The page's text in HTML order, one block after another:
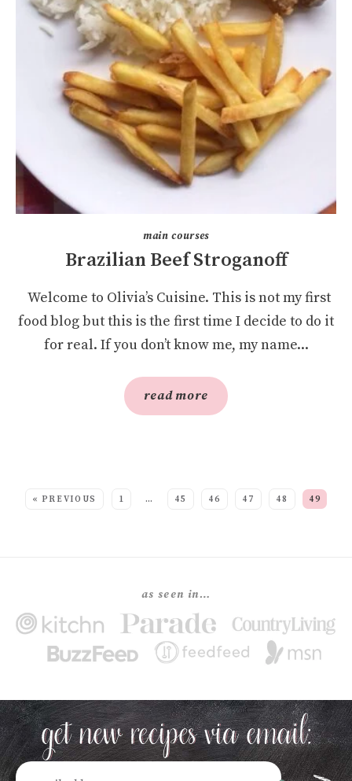
main courses
Brazilian Beef Stroganoff
Welcome to Olivia’s Cuisine. This is not my first
food blog but this is the first time I decide to do it
for real. If you don’t know me, my name...
read more
« PREVIOUS 1 … 45 46 47 48 49
as seen in…